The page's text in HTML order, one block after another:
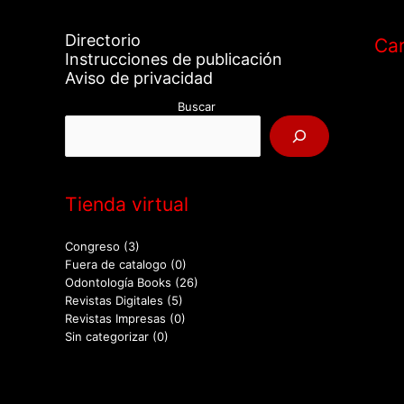
Directorio
Instrucciones de publicación
Aviso de privacidad
Buscar
Tienda virtual
Congreso (3)
Fuera de catalogo (0)
Odontología Books (26)
Revistas Digitales (5)
Revistas Impresas (0)
Sin categorizar (0)